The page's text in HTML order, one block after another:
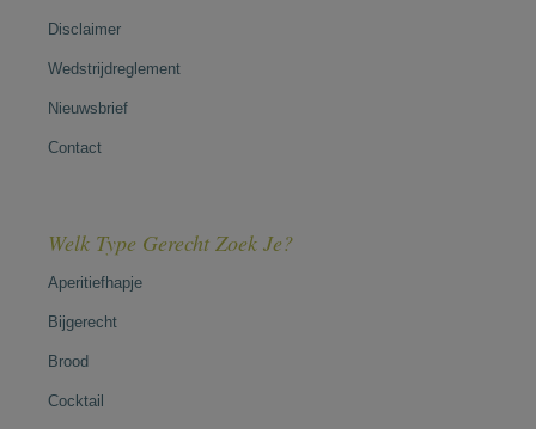
Disclaimer
Wedstrijdreglement
Nieuwsbrief
Contact
Welk Type Gerecht Zoek Je?
Aperitiefhapje
Bijgerecht
Brood
Cocktail